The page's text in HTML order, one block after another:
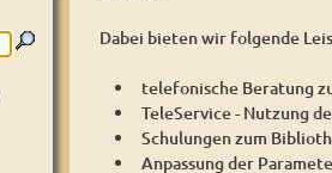
Dabei bieten wir folgende
telefonische Beratung
TeleService - Nutzung
Schulungen zum
Anpassung der